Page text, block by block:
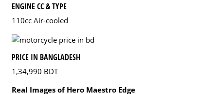
ENGINE CC & TYPE
110cc Air-cooled
PRICE IN BANGLADESH
1,34,990 BDT
Real Images of Hero Maestro Edge